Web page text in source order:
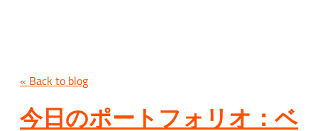
« Back to blog
今日のポートフォリオ：ベ